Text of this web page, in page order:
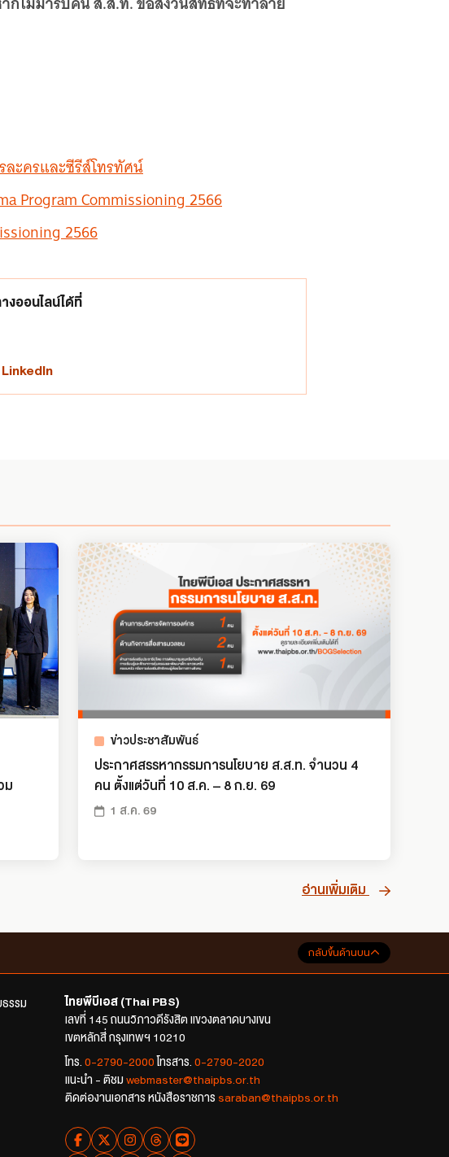
ะครและซีรีส์โทรทัศน์
Program Commissioning 2566
2566
งออนไลน์ได้ที่
LinkedIn
ม
ข่าวประชาสัมพันธ์
ประกาศสรรหากรรมการนโยบาย ส.ส.ท. จำนวน 4
คน ตั้งแต่วันที่ 10 ส.ค. – 8 ก.ย. 69
1 ส.ค. 69
อ่านเพิ่มเติม
กลับขึ้นด้านบน
ธรรม
ไทยพีบีเอส (Thai PBS)
เลขที่ 145 ถนนวิภาวดีรังสิต แขวงตลาดบางเขน
เขตหลักสี่ กรุงเทพฯ 10210
โทร. 0-2790-2000 โทรสาร. 0-2790-2020
แนะนำ - ติชม webmaster@thaipbs.or.th
ติดต่องานเอกสาร หนังสือราชการ saraban@thaipbs.or.th